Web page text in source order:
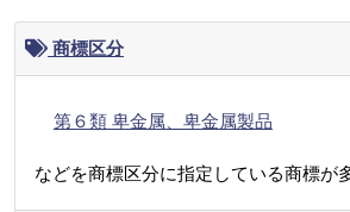
商標区分
第６類 卑金属、卑金属製品
などを商標区分に指定している商標が